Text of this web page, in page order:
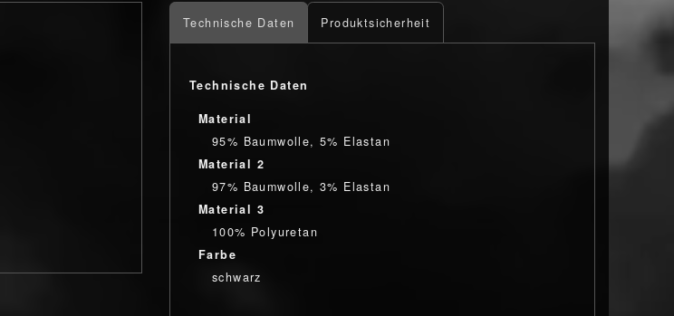
Technische Daten Produktsicherheit
Technische Daten
Material
95% Baumwolle, 5% Elastan
Material 2
97% Baumwolle, 3% Elastan
Material 3
100% Polyuretan
Farbe
schwarz